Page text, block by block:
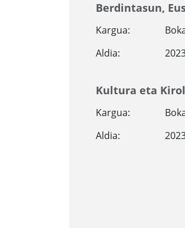
Berdintasun,
Kargua:
Aldia:
Kultura eta
Kargua:
Aldia: